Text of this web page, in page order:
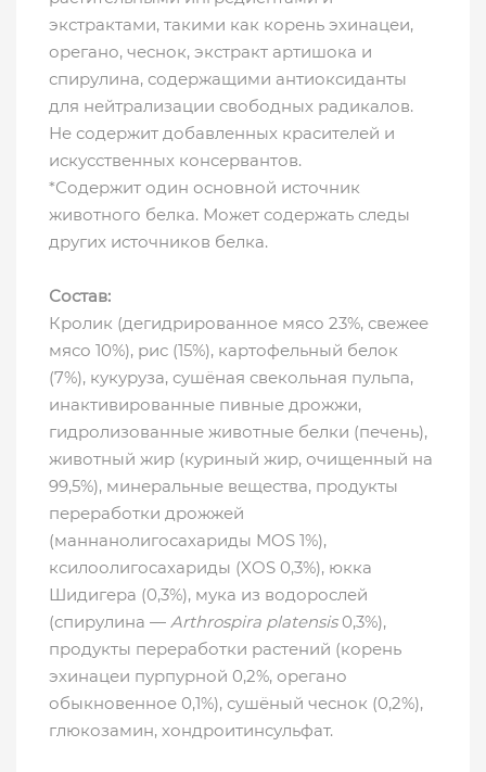
экстрактами, такими как корень эхинацеи,
орегано, чеснок, экстракт артишока и
спирулина, содержащими антиоксиданты
для нейтрализации свободных радикалов.
Не содержит добавленных красителей и
искусственных консервантов.
*Содержит один основной источник
животного белка. Может содержать следы
других источников белка.
Состав:
Кролик (дегидрированное мясо 23%, свежее
мясо 10%), рис (15%), картофельный белок
(7%), кукуруза, сушёная свекольная пульпа,
инактивированные пивные дрожжи,
гидролизованные животные белки (печень),
животный жир (куриный жир, очищенный на
99,5%), минеральные вещества, продукты
переработки дрожжей
(маннанолигосахариды MOS 1%),
ксилоолигосахариды (XOS 0,3%), юкка
Шидигера (0,3%), мука из водорослей
(спирулина — Arthrospira platensis0,3%),
продукты переработки растений (корень
эхинацеи пурпурной 0,2%, орегано
обыкновенное 0,1%), сушёный чеснок (0,2%),
глюкозамин, хондроитинсульфат.